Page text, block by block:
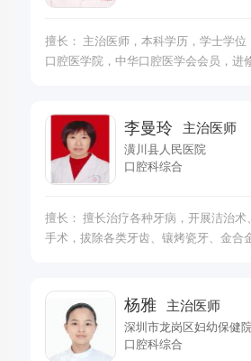
擅长： 主治医师，本科学历，学士学位，毕业于新乡医学院
口腔医学院，中华口腔医学会会员，进
腔牙体牙髓病，根尖周病，儿童牙病，
等方面有丰富的临床经验。。
李曼玲 主治医师
潢川县人民医院
口腔科综合
擅长： 擅长治疗各种牙病，开展洁治术、刮治术及各类牙周
手术，拔除各类牙齿、镶烤瓷牙、金合
杨雅 主治医师
深圳市龙岗区妇幼保健院
口腔科综合